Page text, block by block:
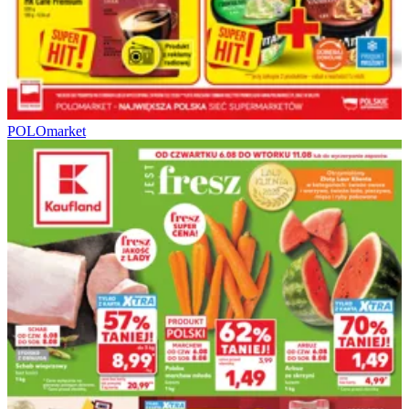
POLOmarket